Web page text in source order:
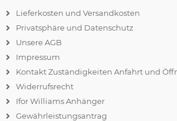
Lieferkosten und Versandkosten
Privatsphäre und Datenschutz
Unsere AGB
Impressum
Kontakt Zuständigkeiten Anfahrt und
Widerrufsrecht
Ifor Williams Anhänger
Gewährleistungsantrag